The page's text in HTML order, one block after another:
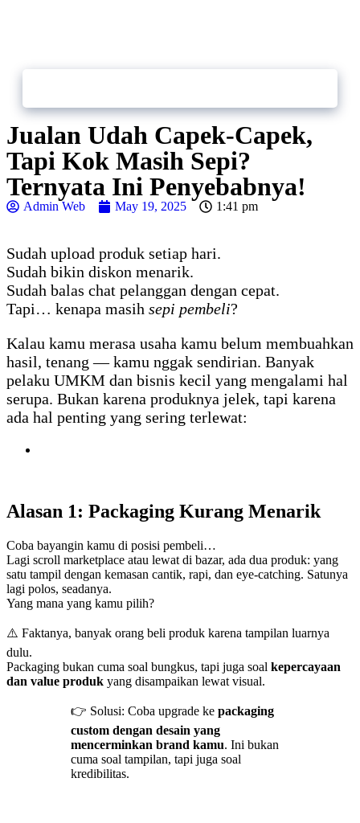
Jualan Udah Capek-Capek,
Tapi Kok Masih Sepi?
Ternyata Ini Penyebabnya!
Admin Web May 19, 2025 1:41 pm
Sudah upload produk setiap hari.
Sudah bikin diskon menarik.
Sudah balas chat pelanggan dengan cepat.
Tapi… kenapa masih sepi pembeli?
Kalau kamu merasa usaha kamu belum membuahkan
hasil, tenang — kamu nggak sendirian. Banyak
pelaku UMKM dan bisnis kecil yang mengalami hal
serupa. Bukan karena produknya jelek, tapi karena
ada hal penting yang sering terlewat:
Alasan 1: Packaging Kurang Menarik
Coba bayangin kamu di posisi pembeli…
Lagi scroll marketplace atau lewat di bazar, ada dua produk: yang
satu tampil dengan kemasan cantik, rapi, dan eye-catching. Satunya
lagi polos, seadanya.
Yang mana yang kamu pilih?
⚠️ Faktanya, banyak orang beli produk karena tampilan luarnya
dulu.
Packaging bukan cuma soal bungkus, tapi juga soal kepercayaan
dan value produk yang disampaikan lewat visual.
👉 Solusi: Coba upgrade ke packaging
custom dengan desain yang
mencerminkan brand kamu. Ini bukan
cuma soal tampilan, tapi juga soal
kredibilitas.